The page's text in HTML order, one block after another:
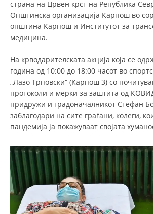
ПРИРАЧНИЦИ
ЕДУКАТИВНО ИНФОРМАТИВНИ
ПОСТЕРИ
ПРЕЗЕНТАЦИИ
страна на Црвен крст на Република
Општинска организација Карпош во
oпштина Карпош и Институтот за
медицина.
На крводарителската акција која се
година од 10:00 до 18:00 часот во
„Лазо Трповски“ (Карпош 3) со
протоколи и мерки за заштита од
придружи и градоначалникот Стефан
заблагодари на сите граѓани, колеги,
пандемија ја покажуваат својата